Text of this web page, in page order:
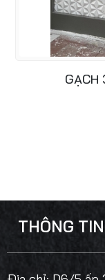
GẠCH
THÔNG